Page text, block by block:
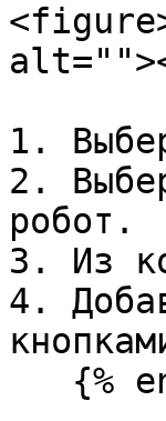
1.
2.
робот.
3. Из
4.